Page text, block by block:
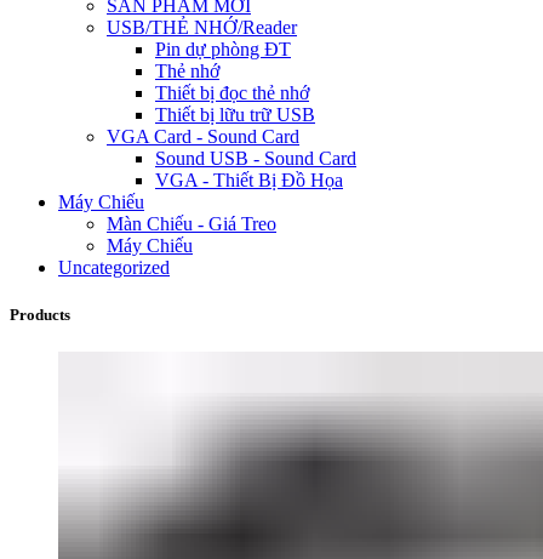
SẢN PHẨM MỚI
USB/THẺ NHỚ/Reader
Pin dự phòng ĐT
Thẻ nhớ
Thiết bị đọc thẻ nhớ
Thiết bị lữu trữ USB
VGA Card - Sound Card
Sound USB - Sound Card
VGA - Thiết Bị Đồ Họa
Máy Chiếu
Màn Chiếu - Giá Treo
Máy Chiếu
Uncategorized
Products